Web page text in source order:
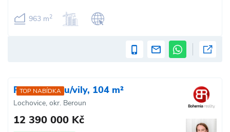
963 m2
TOP NABÍDKA
Prodej domu/vily, 104 m²
Lochovice, okr. Beroun
12 390 000 Kč